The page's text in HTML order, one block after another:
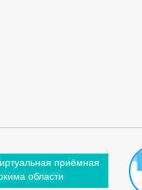
приёмная
области